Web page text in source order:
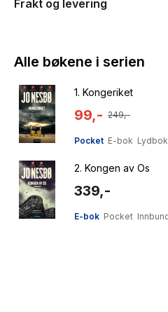
Frakt og levering
Alle bøkene i serien
1. Kongeriket
99,- 249,-
Pocket E-bok Lydbok
2. Kongen av Os
339,-
E-bok Pocket